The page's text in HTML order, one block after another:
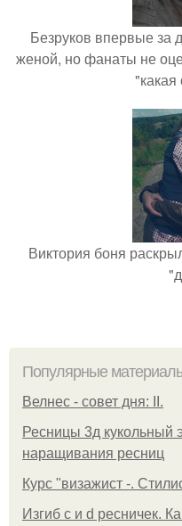
Безруков впервые за
женой, но фанаты не
"какая
Виктория боня
Популярные
Велнес - совет дня: II.
Ресницы 3д
наращивания ресниц
Курс "визажист -.
Изгиб c и d ресничек.